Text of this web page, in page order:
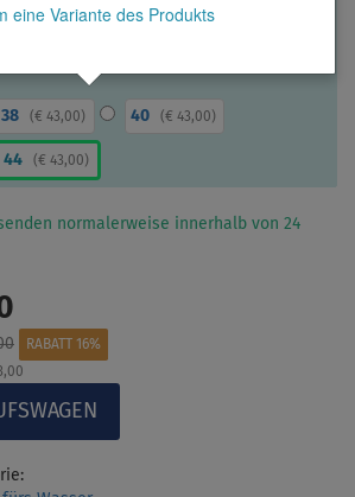
eine Variante des Produkts
38 (€ 43,00) 40 ( € 43,00)
44 (€ 43,00)
normalerweise innerhalb von 24
RABATT 16%